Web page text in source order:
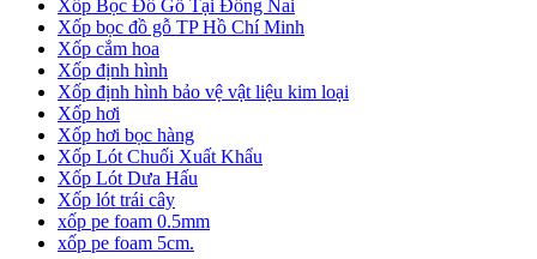
Xốp Bọc Đồ Gỗ Tại Đồng Nai
Xốp bọc đồ gỗ TP Hồ Chí Minh
Xốp cắm hoa
Xốp định hình
Xốp định hình bảo vệ vật liệu kim loại
Xốp hơi
Xốp hơi bọc hàng
Xốp Lót Chuối Xuất Khẩu
Xốp Lót Dưa Hấu
Xốp lót trái cây
xốp pe foam 0.5mm
xốp pe foam 5cm.